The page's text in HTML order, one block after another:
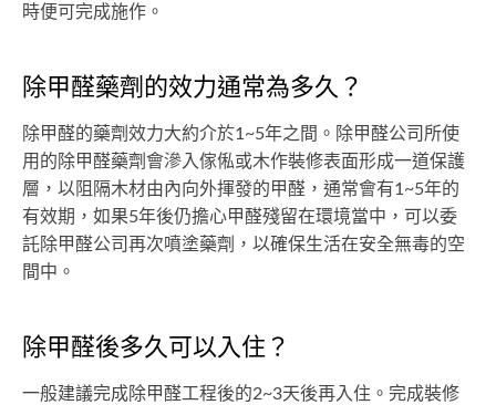
時便可完成施作。
除甲醛藥劑的效力通常為多久？
除甲醛的藥劑效力大約介於1~5年之間。除甲醛公司所使
用的除甲醛藥劑會滲入傢俬或木作裝修表面形成一道保護
層，以阻隔木材由內向外揮發的甲醛，通常會有1~5年的
有效期，如果5年後仍擔心甲醛殘留在環境當中，可以委
託除甲醛公司再次噴塗藥劑，以確保生活在安全無毒的空
間中。
除甲醛後多久可以入住？
一般建議完成除甲醛工程後的2~3天後再入住。完成裝修